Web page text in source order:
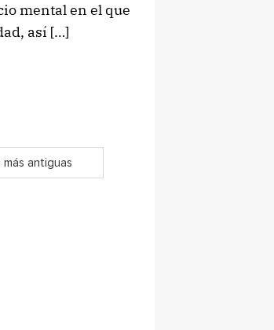
mental en el que
así […]
más antiguas